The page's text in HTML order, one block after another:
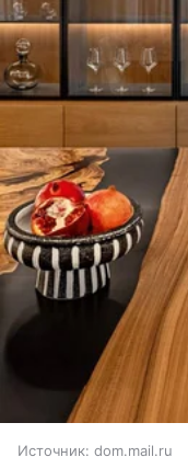
Источник: dom.mail.ru